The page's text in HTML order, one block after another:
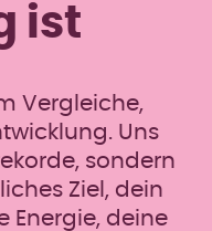
ist
Vergleiche,
Uns
sondern
Ziel, dein
Energie, deine